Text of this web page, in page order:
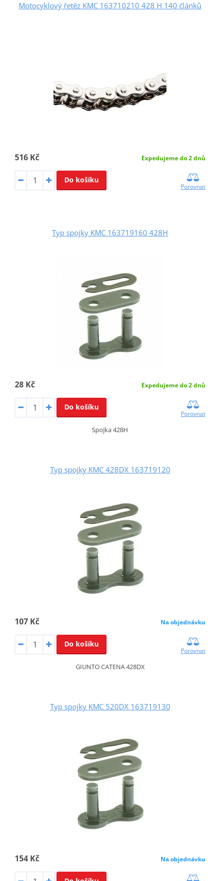
Motocyklový řetěz KMC 163710210 428 H 140 článků
516 Kč Expedujeme do 2 dnů
Do košíku
Porovnat
Typ spojky KMC 163719160 428H
28 Kč Expedujeme do 2 dnů
Do košíku
Porovnat
Spojka 428H
Typ spojky KMC 428DX 163719120
107 Kč Na objednávku
Do košíku
Porovnat
GIUNTO CATENA 428DX
Typ spojky KMC 520DX 163719130
154 Kč Na objednávku